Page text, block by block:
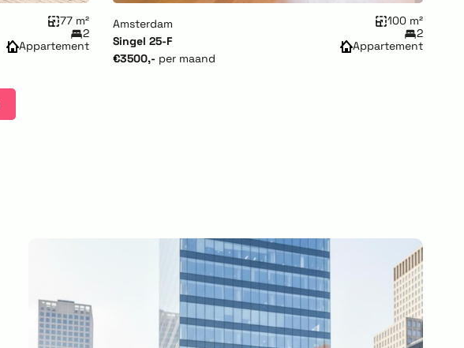
77 m²
2
Appartement
Amsterdam
Singel 25-F
€3500,- per maand
100 m²
2
Appartement